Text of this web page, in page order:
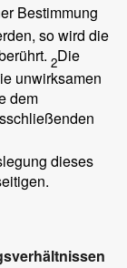
Bestimmung
so wird die
2Die
unwirksamen
dem
dieses